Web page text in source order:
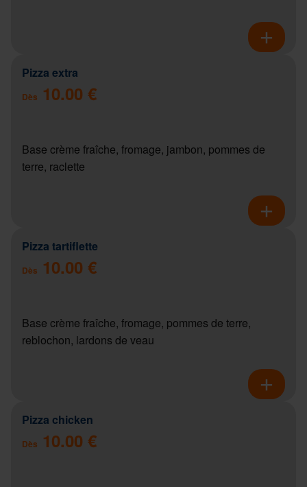
Pizza extra
Dès 10.00 €
Base crème fraîche, fromage, jambon, pommes de
terre, raclette
Pizza tartiflette
Dès 10.00 €
Base crème fraîche, fromage, pommes de terre,
reblochon, lardons de veau
Pizza chicken
Dès 10.00 €